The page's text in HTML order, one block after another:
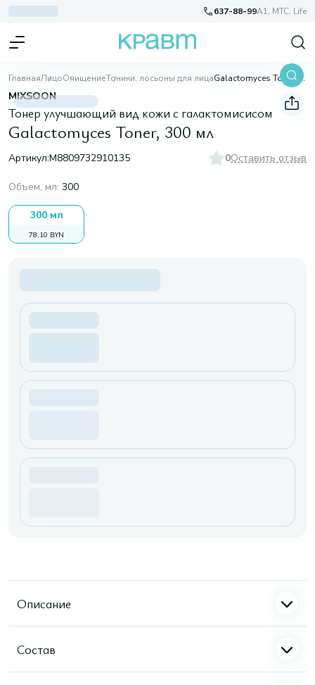
637-88-99A1, МТС, Life
ГлавнаяЛицоОчищениеТоники, лосьоны для лица Galactomyces Toner, 300 мл
MIXSOON
Тонер улучшающий вид кожи с галактомисисом
Galactomyces Toner, 300 мл
Артикул:M8809732910135 0Оставить отзыв
Объем, мл: 300
300 мл
78,10 BYN
Описание
Состав